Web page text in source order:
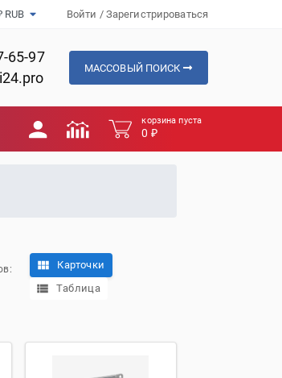
RUB Войти / Зарегистрироваться
65-97
МАССОВЫЙ ПОИСК
корзина пуста
0 ₽
Карточки
Таблица